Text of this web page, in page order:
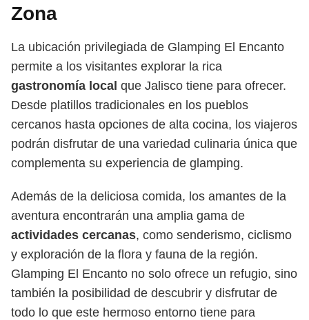
Zona
La ubicación privilegiada de Glamping El Encanto
permite a los visitantes explorar la rica
gastronomía local que Jalisco tiene para ofrecer.
Desde platillos tradicionales en los pueblos
cercanos hasta opciones de alta cocina, los viajeros
podrán disfrutar de una variedad culinaria única que
complementa su experiencia de glamping.
Además de la deliciosa comida, los amantes de la
aventura encontrarán una amplia gama de
actividades cercanas, como senderismo, ciclismo
y exploración de la flora y fauna de la región.
Glamping El Encanto no solo ofrece un refugio, sino
también la posibilidad de descubrir y disfrutar de
todo lo que este hermoso entorno tiene para